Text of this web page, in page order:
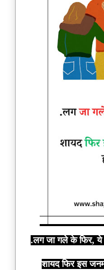
.लग जा गले के फिर, ये
शायद फिर इस